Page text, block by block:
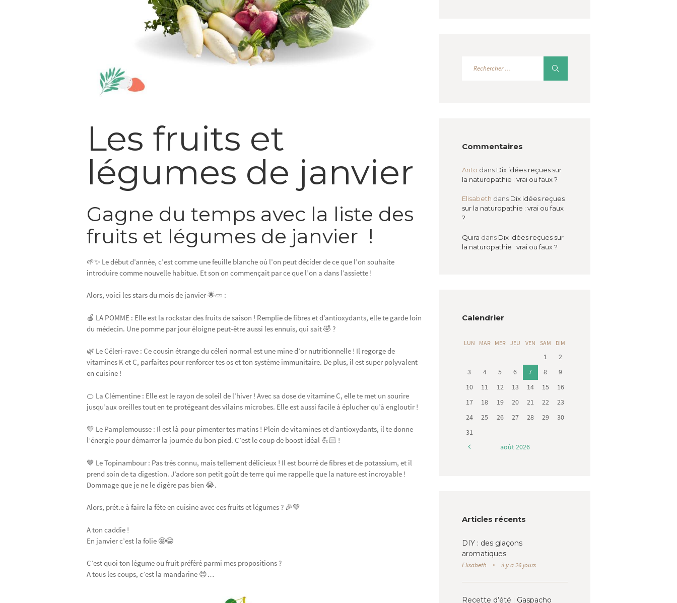
Les fruits et
légumes de janvier
Gagne du temps avec la liste des
fruits et légumes de janvier !
🌱✨ Le début d’année, c’est comme une feuille blanche où l’on peut décider de ce que l’on souhaite
introduire comme nouvelle habitue. Et son on commençait par ce que l’on a dans l’assiette !
Alors, voici les stars du mois de janvier 🌟🥒 :
🍎 LA POMME : Elle est la rockstar des fruits de saison ! Remplie de fibres et d’antioxydants, elle te garde loin
du médecin. Une pomme par jour éloigne peut-être aussi les ennuis, qui sait 🤣 ?
🌿 Le Céleri-rave : Ce cousin étrange du céleri normal est une mine d’or nutritionnelle ! Il regorge de
vitamines K et C, parfaites pour renforcer tes os et ton système immunitaire. De plus, il est super polyvalent
en cuisine !
🍊 La Clémentine : Elle est le rayon de soleil de l’hiver ! Avec sa dose de vitamine C, elle te met un sourire
jusqu’aux oreilles tout en te protégeant des vilains microbes. Elle est aussi facile à éplucher qu’à engloutir !
💛 Le Pamplemousse : Il est là pour pimenter tes matins ! Plein de vitamines et d’antioxydants, il te donne
l’énergie pour démarrer la journée du bon pied. C’est le coup de boost idéal 💪🏻 !
🤎 Le Topinambour : Pas très connu, mais tellement délicieux ! Il est bourré de fibres et de potassium, et il
prend soin de ta digestion. J’adore son petit goût de terre qui me rappelle que la nature est incroyable !
Dommage que je ne le digère pas bien 😭.
Alors, prêt.e à faire la fête en cuisine avec ces fruits et légumes ? 🎉💚
A ton caddie !
En janvier c’est la folie 🤩😂
C’est quoi ton légume ou fruit préféré parmi mes propositions ?
A tous les coups, c’est la mandarine 😍…
Commentaires
Anto dans Dix idées reçues sur
la naturopathie : vrai ou faux ?
Elisabeth dans Dix idées reçues
sur la naturopathie : vrai ou faux
?
Quira dans Dix idées reçues sur
la naturopathie : vrai ou faux ?
Calendrier
LUN MAR MER JEU VEN SAM DIM
1
2
3
4 5 6 7 8
9
10
11 12 13 14 15
16
17
18 19 20 21 22
23
24
25 26 27 28 29
30
31
août2026
Articles récents
DIY : des glaçons
aromatiques
Elisabeth il y a 26 jours
Recette d’été : Gaspacho